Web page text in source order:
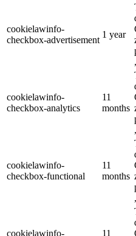
cookielawinfo-
checkbox-advertisement
1 year
cookielawinfo-
checkbox-analytics
11
months
cookielawinfo-
checkbox-functional
11
months
cookielawinfo-
11